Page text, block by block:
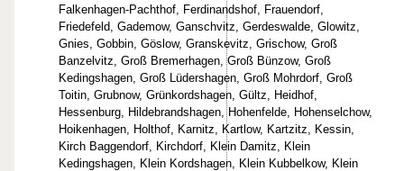
Falkenhagen-Pachthof, Ferdinandshof, Frauendorf,
Friedefeld, Gademow, Ganschvitz, Gerdeswalde, Glowitz,
Gnies, Gobbin, Göslow, Granskevitz, Grischow, Groß
Banzelvitz, Groß Bremerhagen, Groß Bünzow, Groß
Kedingshagen, Groß Lüdershagen, Groß Mohrdorf, Groß
Toitin, Grubnow, Grünkordshagen, Gültz, Heidhof,
Hessenburg, Hildebrandshagen, Hohenfelde, Hohenselchow,
Hoikenhagen, Holthof, Karnitz, Kartlow, Kartzitz, Kessin,
Kirch Baggendorf, Kirchdorf, Klein Damitz, Klein
Kedingshagen, Klein Kordshagen, Klein Kubbelkow, Klein